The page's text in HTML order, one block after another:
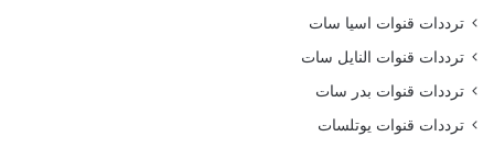
ترددات قنوات اسيا سات
ترددات قنوات النايل سات
ترددات قنوات بدر سات
ترددات قنوات يوتلسات